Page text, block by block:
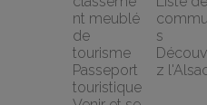
nt meublé
de
tourisme
Passeport
touristique
s
z